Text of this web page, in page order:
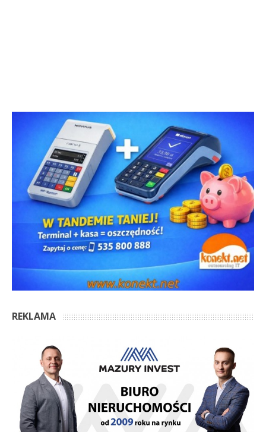
REKLAMA